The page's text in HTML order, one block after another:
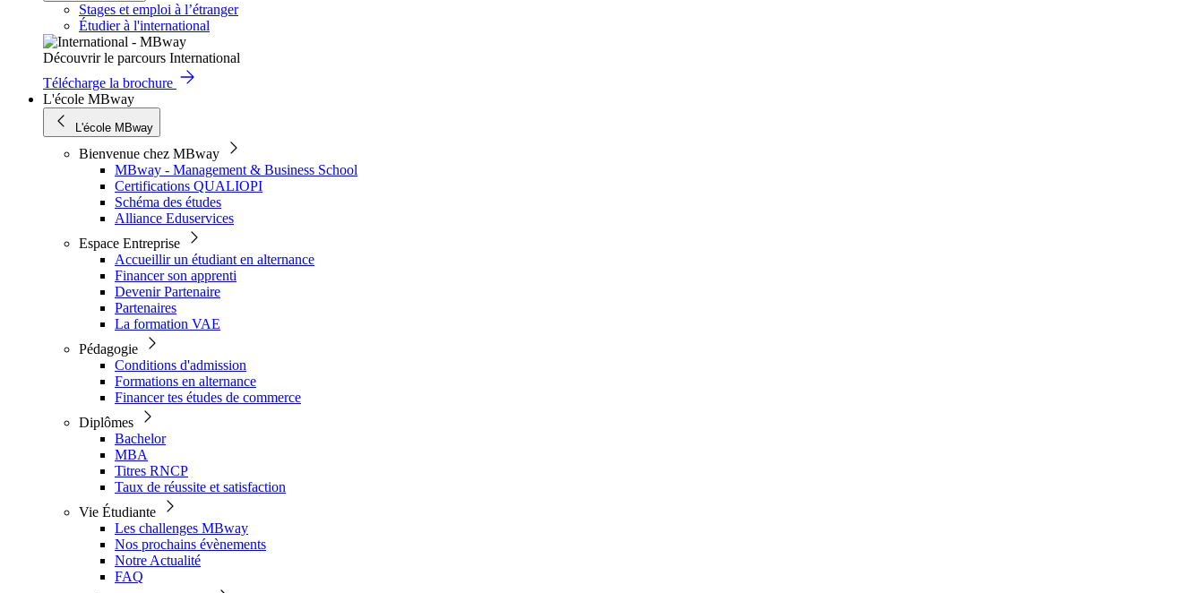
Stages et emploi à l’étranger
Étudier à l'international
Découvrir le parcours International
Télécharge la brochure
L'école MBway
L'école MBway
Bienvenue chez MBway
MBway - Management & Business School
Certifications QUALIOPI
Schéma des études
Alliance Eduservices
Espace Entreprise
Accueillir un étudiant en alternance
Financer son apprenti
Devenir Partenaire
Partenaires
La formation VAE
Pédagogie
Conditions d'admission
Formations en alternance
Financer tes études de commerce
Diplômes
Bachelor
MBA
Titres RNCP
Taux de réussite et satisfaction
Vie Étudiante
Les challenges MBway
Nos prochains évènements
Notre Actualité
FAQ